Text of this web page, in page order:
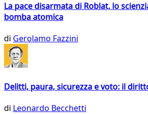
La pace disarmata di Roblat, lo
bomba atomica
di Gerolamo Fazzini
Delitti, paura, sicurezza e voto: il
di Leonardo Becchetti